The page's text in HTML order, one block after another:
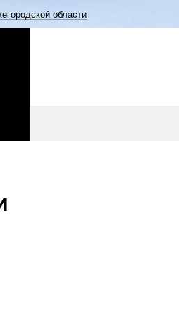
области